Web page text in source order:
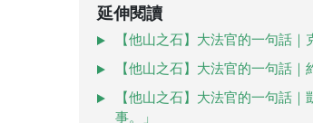
延伸閱讀
【他山之石】大法官的一句話
【他山之石】大法官的一句話
【他山之石】大法官的一句話
事。」